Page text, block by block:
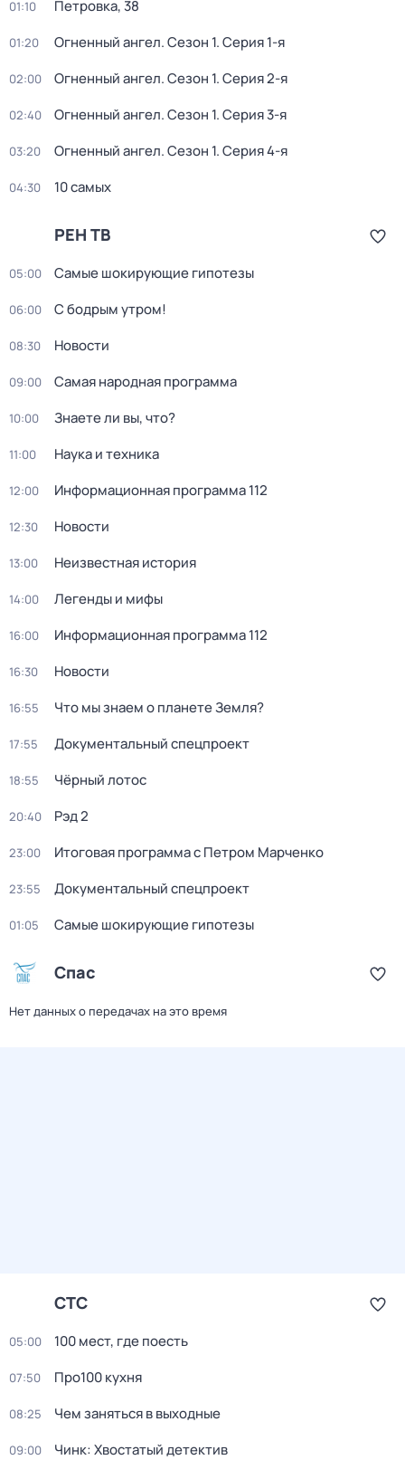
01:10 Петровка, 38
01:20 Огненный ангел. Сезон 1. Серия 1-я
02:00 Огненный ангел. Сезон 1. Серия 2-я
02:40 Огненный ангел. Сезон 1. Серия 3-я
03:20 Огненный ангел. Сезон 1. Серия 4-я
04:30 10 самых
РЕН ТВ
05:00 Самые шoкиpующие гипотезы
06:00 С бодрым утром!
08:30 Новости
09:00 Самая народная программа
10:00 Знаете ли вы, что?
11:00 Наука и техника
12:00 Информационная программа 112
12:30 Новости
13:00 Неизвестная история
14:00 Легенды и мифы
16:00 Информационная программа 112
16:30 Новости
16:55 Что мы знаем о планете Земля?
17:55 Документальный спецпроект
18:55 Чёрный лотос
20:40 Рэд 2
23:00 Итоговая программа с Петром Марченко
23:55 Документальный спецпроект
01:05 Самые шoкиpующие гипотезы
Спас
Нет данных о передачах на это время
СТС
05:00 100 мест, где поесть
07:50 Про100 кухня
08:25 Чем заняться в выходные
09:00 Чинк: Хвостатый детектив